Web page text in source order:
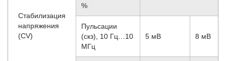
Стабилизация
напряжения
(CV)
%
Пульсации
(скз), 10 Гц…10
МГц
5 мВ 8 мВ